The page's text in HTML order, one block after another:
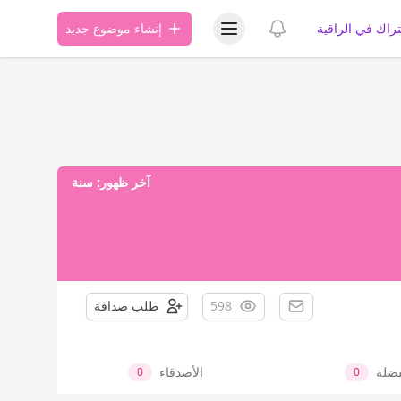
في الراقية عرض الإشعاراتعرض قائمة المستخدمإنشاء موضوع جديد
آخر ظهور: سنة
598 طلب صداقة
0 الأصدقاء 0